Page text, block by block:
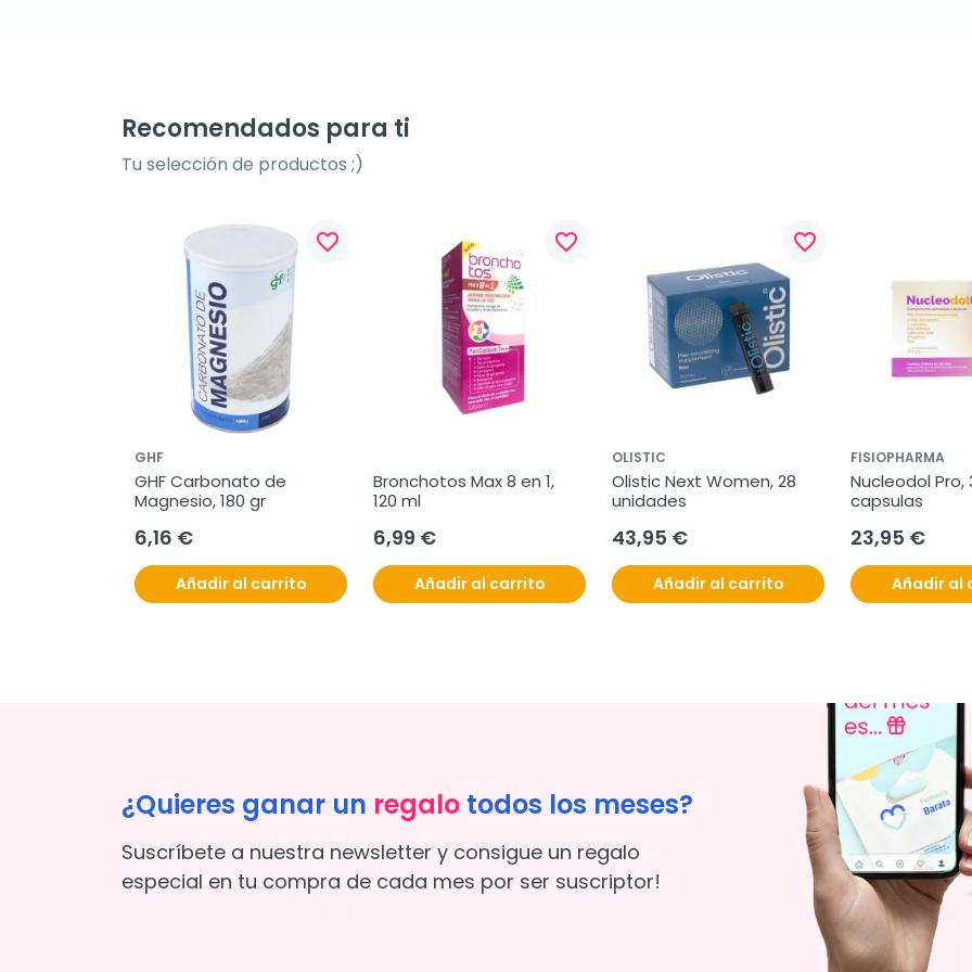
Recomendados para ti
Tu selección de productos ;)
favorite_border
GHF
GHF Carbonato de
Magnesio, 180 gr
6,16 €
Añadir al carrito
favorite_border
Bronchotos Max 8 en 1,
120 ml
6,99 €
Añadir al carrito
favorite_border
OLISTIC
Olistic Next Women, 28
unidades
43,95 €
Añadir al carrito
FISIOPHARMA
Nucleodol Pro,
capsulas
23,95 €
Añadir al
¿Quieres ganar un regalo todos los meses?
Suscríbete a nuestra newsletter y consigue un regalo
especial en tu compra de cada mes por ser suscriptor!